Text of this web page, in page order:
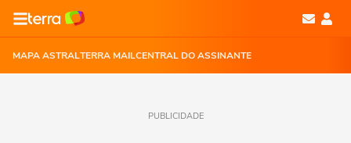
MAPA ASTRALTERRA MAILCENTRAL DO ASSINANTE
PUBLICIDADE